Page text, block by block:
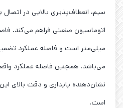
سیم، انعطاف‌پذیری بالایی در
نشان‌دهنده پایداری و دقت بالای
است.